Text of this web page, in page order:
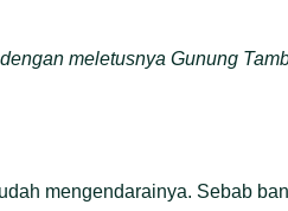
meletusnya Gunung
mengendarainya. Sebab